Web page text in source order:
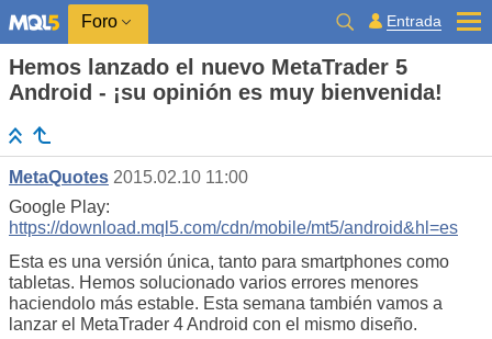
Foro Entrada
Hemos lanzado el nuevo MetaTrader 5
Android - ¡su opinión es muy bienvenida!
MetaQuotes 2015.02.10 11:00
Google Play:
https://download.mql5.com/cdn/mobile/mt5/android&hl=es
Esta es una versión única, tanto para smartphones como
tabletas. Hemos solucionado varios errores menores
haciendolo más estable. Esta semana también vamos a
lanzar el MetaTrader 4 Android con el mismo diseño.